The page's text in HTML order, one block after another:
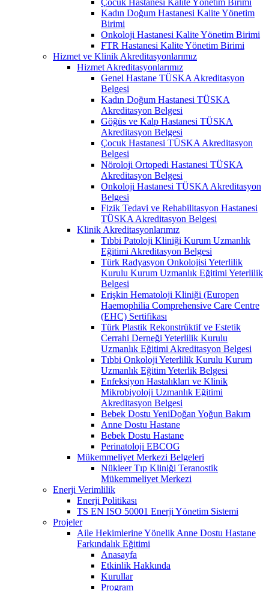
Kadın Doğum Hastanesi Kalite Yönetim
Birimi
Onkoloji Hastanesi Kalite Yönetim Birimi
FTR Hastanesi Kalite Yönetim Birimi
Hizmet ve Klinik Akreditasyonlarımız
Hizmet Akreditasyonlarımız
Genel Hastane TÜSKA Akreditasyon
Belgesi
Kadın Doğum Hastanesi TÜSKA
Akreditasyon Belgesi
Göğüs ve Kalp Hastanesi TÜSKA
Akreditasyon Belgesi
Çocuk Hastanesi TÜSKA Akreditasyon
Belgesi
Nöroloji Ortopedi Hastanesi TÜSKA
Akreditasyon Belgesi
Onkoloji Hastanesi TÜSKA Akreditasyon
Belgesi
Fizik Tedavi ve Rehabilitasyon Hastanesi
TÜSKA Akreditasyon Belgesi
Klinik Akreditasyonlarımız
Tıbbi Patoloji Kliniği Kurum Uzmanlık
Eğitimi Akreditasyon Belgesi
Türk Radyasyon Onkolojisi Yeterlilik
Kurulu Kurum Uzmanlık Eğitimi Yeterlilik
Belgesi
Erişkin Hematoloji Kliniği (Europen
Haemophilia Comprehensive Care Centre
(EHC) Sertifikası
Türk Plastik Rekonstrüktif ve Estetik
Cerrahi Derneği Yeterlilik Kurulu
Uzmanlık Eğitimi Akreditasyon Belgesi
Tıbbi Onkoloji Yeterlilik Kurulu Kurum
Uzmanlık Eğitim Yeterlik Belgesi
Enfeksiyon Hastalıkları ve Klinik
Mikrobiyoloji Uzmanlık Eğitimi
Akreditasyon Belgesi
Bebek Dostu YeniDoğan Yoğun Bakım
Anne Dostu Hastane
Bebek Dostu Hastane
Perinatoloji EBCOG
Mükemmeliyet Merkezi Belgeleri
Nükleer Tıp Kliniği Teranostik
Mükemmeliyet Merkezi
Enerji Verimlilik
Enerji Politikası
TS EN ISO 50001 Enerji Yönetim Sistemi
Projeler
Aile Hekimlerine Yönelik Anne Dostu Hastane
Farkındalık Eğitimi
Anasayfa
Etkinlik Hakkında
Kurullar
Program